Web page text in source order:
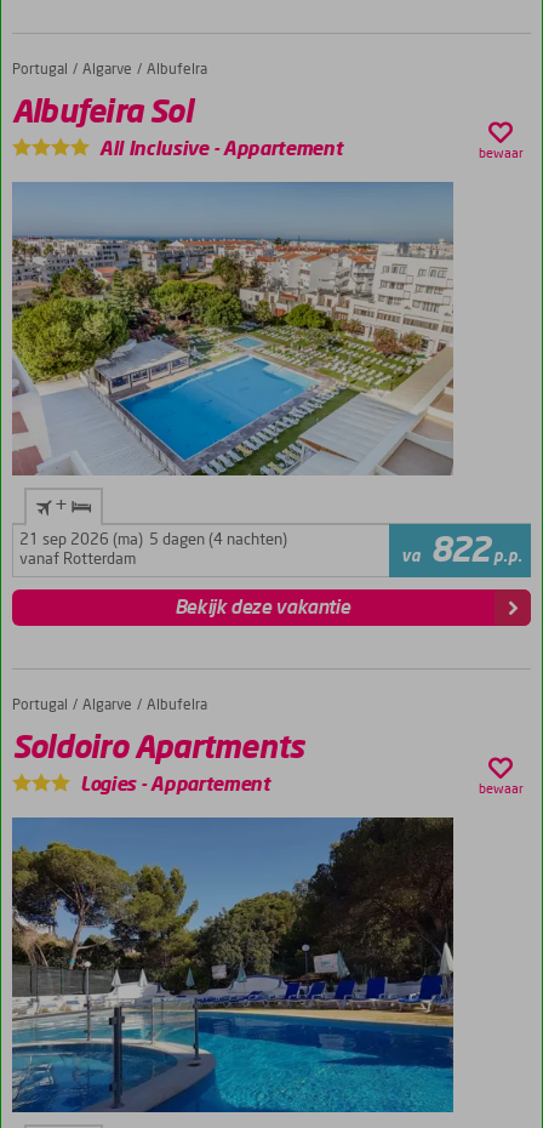
bars en
restaurants
zwembad
en
kamerappartementen
met zwembadzicht
Home
Portugal Algarve Albufeira
Albufeira Sol
Albufeira Sol
All Inclusive -Appartement bewaar
+
21 sep 2026 (ma) 5 dagen (4 nachten)
vanaf Rotterdam
va 822 p.p.
Bekijk deze vakantie
Home
Portugal Algarve Albufeira
Soldoiro Apartments
Soldoiro Apartments
Logies -Appartement bewaar